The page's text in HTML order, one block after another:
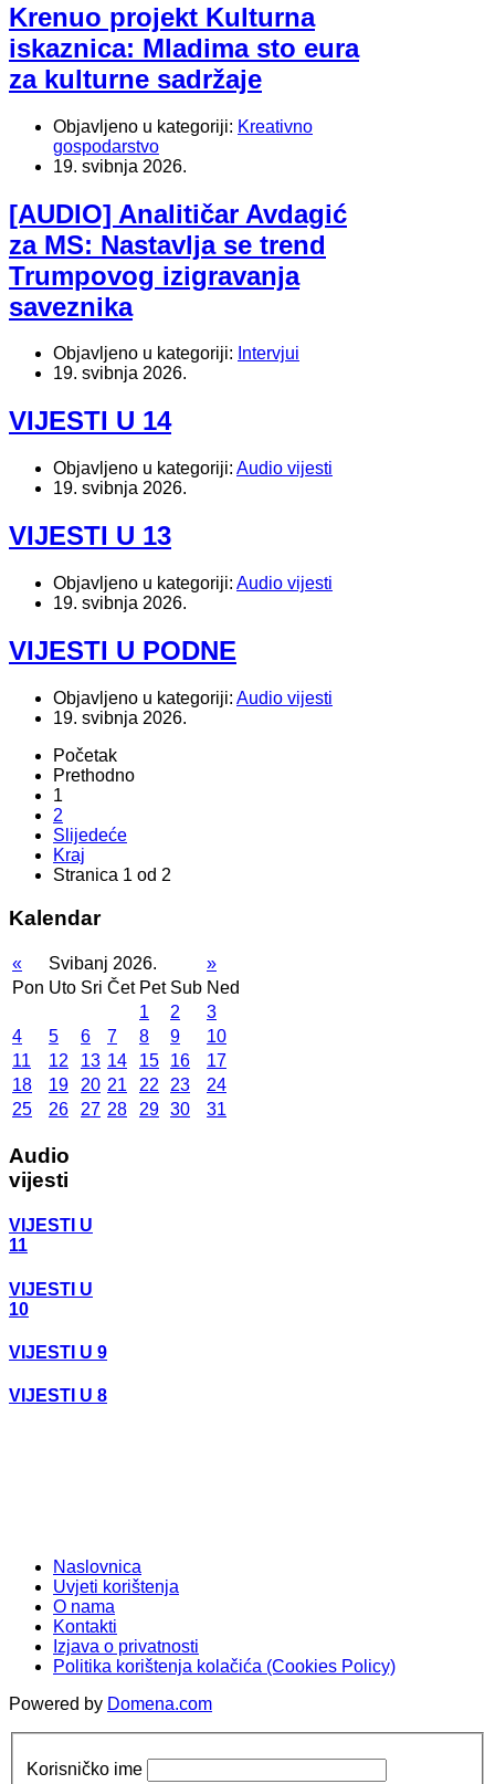
Krenuo projekt Kulturna
iskaznica: Mladima sto eura
za kulturne sadržaje
Objavljeno u kategoriji: Kreativno
gospodarstvo
19. svibnja 2026.
[AUDIO] Analitičar Avdagić
za MS: Nastavlja se trend
Trumpovog izigravanja
saveznika
Objavljeno u kategoriji: Intervjui
19. svibnja 2026.
VIJESTI U 14
Objavljeno u kategoriji: Audio vijesti
19. svibnja 2026.
VIJESTI U 13
Objavljeno u kategoriji: Audio vijesti
19. svibnja 2026.
VIJESTI U PODNE
Objavljeno u kategoriji: Audio vijesti
19. svibnja 2026.
Početak
Prethodno
1
2
Slijedeće
Kraj
Stranica 1 od 2
Kalendar
« Svibanj 2026.
»
Pon Uto Sri Čet Pet Sub Ned
1
2
3
4
5 6 7 8 9
10
11
12 13 14 15 16
17
18
19 20 21 22 23
24
25
26 27 28 29 30 31
Audio
vijesti
VIJESTI U
11
VIJESTI U
10
VIJESTI U 9
VIJESTI U 8
Naslovnica
Uvjeti korištenja
O nama
Kontakti
Izjava o privatnosti
Politika korištenja kolačića (Cookies Policy)
Powered by Domena.com
Korisničko ime